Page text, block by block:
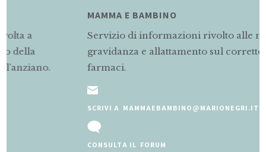
MAMMA E BAMBINO
Servizio di informazioni rivolto alle mamme in
gravidanza e allattamento sul corretto uso dei
farmaci.
SCRIVI A MAMMAEBAMBINO@MARIONEGRI.IT
CONSULTA IL FORUM